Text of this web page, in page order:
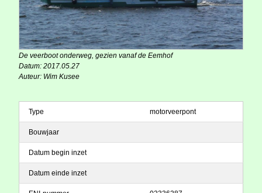
De veerboot onderweg, gezien vanaf de Eemhof
Datum: 2017.05.27
Auteur: Wim Kusee
Type motorveerpont
Bouwjaar
Datum begin inzet
Datum einde inzet